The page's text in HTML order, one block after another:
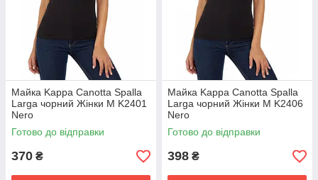
Майка Kappa Canotta Spalla
Larga чорний Жінки M K2401
Nero
Готово до відправки
370 ₴
Майка Kappa Canotta Spalla
Larga чорний Жінки M K2406
Nero
Готово до відправки
398 ₴